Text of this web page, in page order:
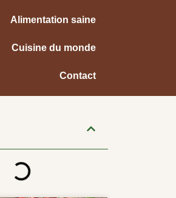
Alimentation saine
Cuisine du monde
Contact